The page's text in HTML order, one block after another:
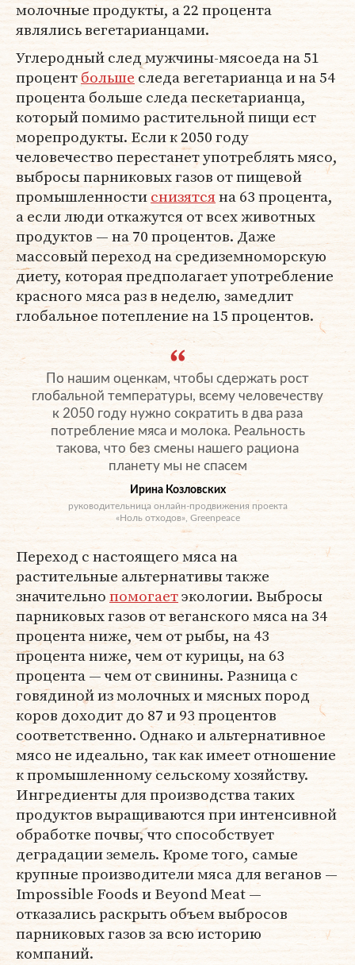
молочные продукты, а 22 процента
являлись вегетарианцами.
Углеродный след мужчины-мясоеда на 51
процентбольше следа вегетарианца и на 54
процента больше следа пескетарианца,
который помимо растительной пищи ест
морепродукты. Если к 2050 году
человечество перестанет употреблять мясо,
выбросы парниковых газов от пищевой
промышленностиснизятсяна 63 процента,
а если люди откажутся от всех животных
продуктов — на 70 процентов. Даже
массовый переход на средиземноморскую
диету, которая предполагает употребление
красного мяса раз в неделю, замедлит
глобальное потепление на 15 процентов.
По нашим оценкам, чтобы сдержать рост
глобальной температуры, всему человечеству
к 2050 году нужно сократить в два раза
потребление мяса и молока. Реальность
такова, что без смены нашего рациона
планету мы не спасем
Ирина Козловских
руководительница онлайн-продвижения проекта
«Ноль отходов», Greenpeace
Переход с настоящего мяса на
растительные альтернативы также
значительнопомогаетэкологии. Выбросы
парниковых газов от веганского мяса на 34
процента ниже, чем от рыбы, на 43
процента ниже, чем от курицы, на 63
процента — чем от свинины. Разница с
говядиной из молочных и мясных пород
коров доходит до 87 и 93 процентов
соответственно. Однако и альтернативное
мясо не идеально, так как имеет отношение
к промышленному сельскому хозяйству.
Ингредиенты для производства таких
продуктов выращиваются при интенсивной
обработке почвы, что способствует
деградации земель. Кроме того, самые
крупные производители мяса для веганов —
Impossible Foods и Beyond Meat —
отказались раскрыть объем выбросов
парниковых газов за всю историю
компаний.